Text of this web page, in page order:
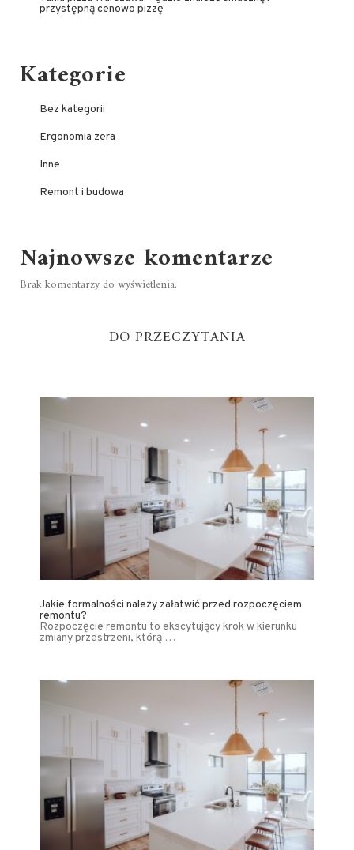
przystępną cenowo pizzę
Kategorie
Bez kategorii
Ergonomia zera
Inne
Remont i budowa
Najnowsze komentarze
Brak komentarzy do wyświetlenia.
DO PRZECZYTANIA
Jakie formalności należy załatwić przed rozpoczęciem
remontu?
Rozpoczęcie remontu to ekscytujący krok w kierunku
zmiany przestrzeni, którą …